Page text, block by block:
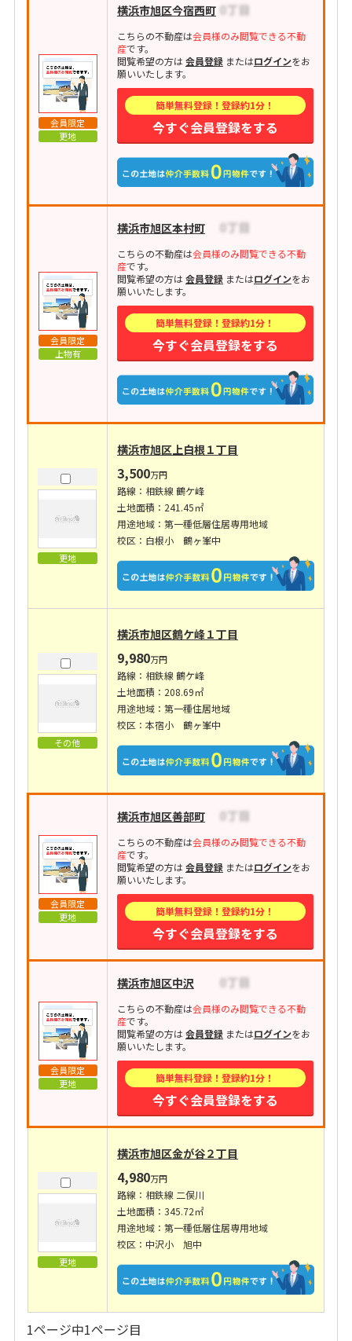
会員限定
更地
横浜市旭区今宿西町
こちらの不動産は会員様のみ閲覧できる不動
産です。
閲覧希望の方は会員登録またはログインをお
願いいたします。
簡単無料登録！登録約1分！
今すぐ会員登録をする
会員限定
上物有
横浜市旭区本村町
こちらの不動産は会員様のみ閲覧できる不動
産です。
閲覧希望の方は会員登録またはログインをお
願いいたします。
簡単無料登録！登録約1分！
今すぐ会員登録をする
更地
横浜市旭区上白根１丁目
3,500万円
路線：相鉄線 鶴ケ峰
土地面積：241.45㎡
用途地域：第一種低層住居専用地域
校区：白根小 鶴ヶ峯中
その他
横浜市旭区鶴ケ峰１丁目
9,980万円
路線：相鉄線 鶴ケ峰
土地面積：208.69㎡
用途地域：第一種住居地域
校区：本宿小 鶴ヶ峯中
会員限定
更地
横浜市旭区善部町
こちらの不動産は会員様のみ閲覧できる不動
産です。
閲覧希望の方は会員登録またはログインをお
願いいたします。
簡単無料登録！登録約1分！
今すぐ会員登録をする
会員限定
更地
横浜市旭区中沢
こちらの不動産は会員様のみ閲覧できる不動
産です。
閲覧希望の方は会員登録またはログインをお
願いいたします。
簡単無料登録！登録約1分！
今すぐ会員登録をする
更地
横浜市旭区金が谷２丁目
4,980万円
路線：相鉄線 二俣川
土地面積：345.72㎡
用途地域：第一種低層住居専用地域
校区：中沢小 旭中
1ページ中1ページ目